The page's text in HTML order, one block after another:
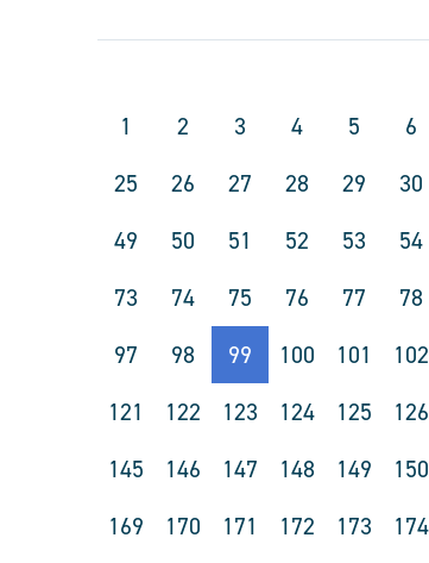
1 2 3 4 5 6
25
26 27 28 29 30
49
50 51 52 53 54
73
74 75 76 77 78
97
98 99 100 101 102
121
122 123 124 125 126
145
146 147 148 149 150
169
170 171 172 173 174